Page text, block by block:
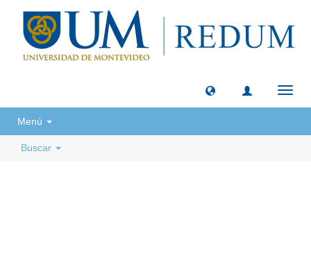
Menú
Buscar